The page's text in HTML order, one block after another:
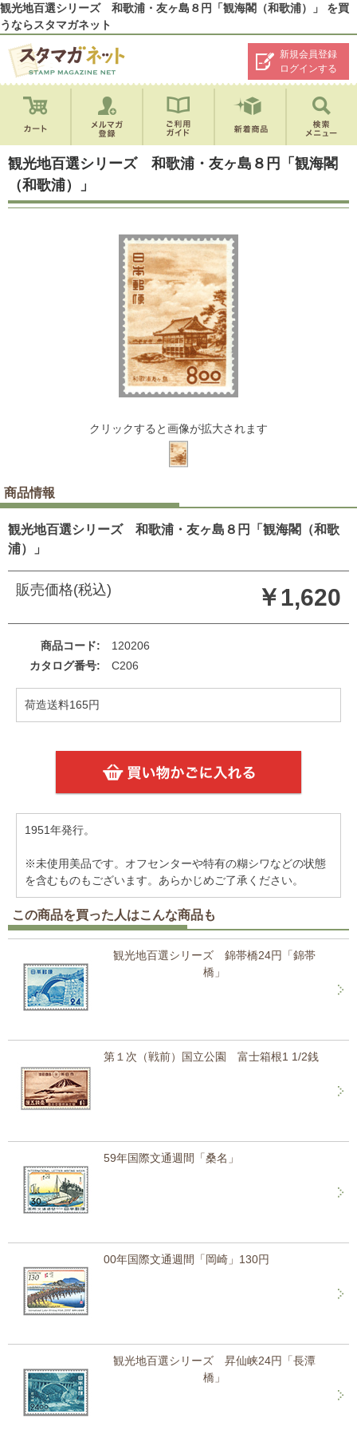
観光地百選シリーズ 和歌浦・友ヶ島８円「観海閣（和歌浦）」 を買
うならスタマガネット
新規会員登録
ログインする
観光地百選シリーズ 和歌浦・友ヶ島８円「観海閣
（和歌浦）」
クリックすると画像が拡大されます
商品情報
観光地百選シリーズ 和歌浦・友ヶ島８円「観海閣（和歌
浦）」
販売価格(税込) ￥1,620
商品コード
120206
カタログ番号
C206
荷造送料165円
1951年発行。
※未使用美品です。オフセンターや特有の糊シワなどの状態
を含むものもございます。あらかじめご了承ください。
この商品を買った人はこんな商品も
観光地百選シリーズ 錦帯橋24円「錦帯
橋」
第１次（戦前）国立公園 富士箱根1 1/2銭
59年国際文通週間「桑名」
00年国際文通週間「岡崎」130円
観光地百選シリーズ 昇仙峡24円「長潭
橋」